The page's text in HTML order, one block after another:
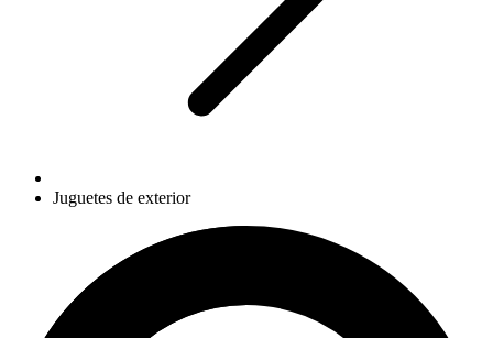
Juguetes de exterior